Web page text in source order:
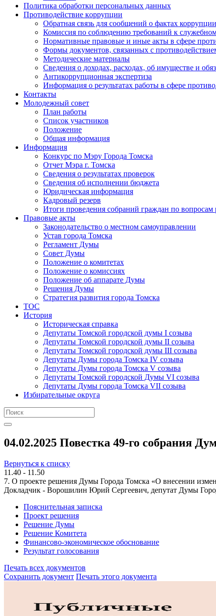
Политика обработки персональных данных
Прoтивoдeйствие кoрpупции
Обратная связь для сообщений о фактах коррупции
Комиссия по соблюдению требований к
Нормативные правовые и иные акты в сфере
Формы документов, связанных с
Методические материалы
Сведения о доходах, расходах, об имуществе и
Антикоррупционная экспертиза
Информация о результатах работы в сфере
Контакты
Молодежный совет
План работы
Список участников
Положение
Общая информация
Информация
Конкурс по Мэру Города Томска
Отчет Мэра г. Томска
Сведения о результатах проверок
Сведения об исполнении бюджета
Юридическая информация
Кадровый резерв
Итоги проведения собраний граждан по
Правовые акты
Законодательство о местном самоуправлении
Устав города Томска
Регламент Думы
Совет Думы
Положение о комитетах
Положение о комиссиях
Положение об аппарате Думы
Решения Думы
Стратегия развития города Томска
ТОС
История
Историческая справка
Депутаты Томской городской думы I созыва
Депутаты Томской городской думы II созыва
Депутаты Томской городской думы III созыва
Депутаты Думы города Томска IV созыва
Депутаты Думы города Томска V созыва
Депутаты Томской городской Думы VI созыва
Депутаты Думы города Томска VII созыва
Избирательные округа
04.02.2025 Повестка 49-го собрания
Вернуться к списку
11.40 - 11.50
7. О проекте решения Думы Города Томска «О внесении
Докладчик - Ворошилин Юрий Сергеевич, депутат Думы
Пояснительная записка
Проект решения
Решение Думы
Решение Комитета
Финансово-экономическое обоснование
Результат голосования
Печать всех документов
Сохранить документ Печать этого документа